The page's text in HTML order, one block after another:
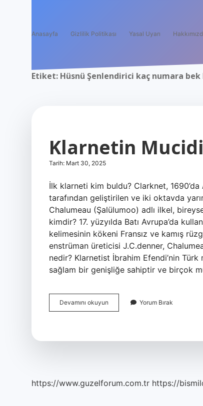
Anasayfa Gizlilik Politikası Yasal Uyarı
Etiket: Hüsnü Şenlendirici kaç numara bek
Klarnetin
Tarih: Mart 30, 2025
İlk klarneti kim buldu? Clarknet,
tarafından geliştirilen ve iki oktavda
Chalumeau (Şalülumoo) adlı ilkel,
kimdir? 17. yüzyılda Batı Avrupa’da
kelimesinin kökeni Fransız ve kamış
enstrüman üreticisi J.C.denner,
nedir? Klarnetist İbrahim Efendi’nin
sağlam bir genişliğe sahiptir ve birçok
Devamını okuyun Klarnetin
Mucidi
Yorum Bırak
https://www.guzelforum.com.tr https://